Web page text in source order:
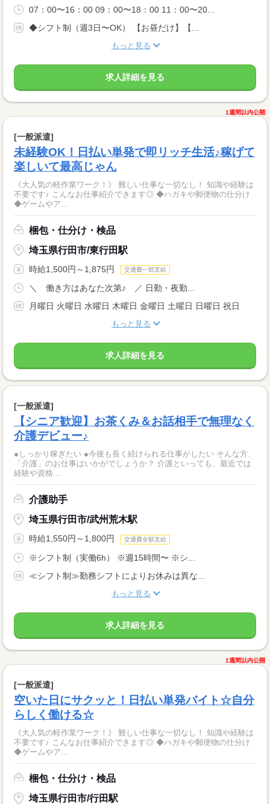
07：00〜16：00 09：00〜18：00 11：00〜20...
◆シフト制（週3日〜OK） 【お昼だけ】【...
もっと見る
求人詳細を見る
1週間以内公開
[一般派遣]
未経験OK！日払い単発で即リッチ生活♪稼げて
楽しいて最高じゃん
《大人気の軽作業ワーク！》 難しい仕事な一切なし！ 知識や経験は
不要です♪ こんなお仕事紹介できます◎ ◆ハガキや郵便物の仕分け
◆ゲームやア...
梱包・仕分け・検品
埼玉県行田市/東行田駅
時給1,500円～1,875円 交通費一部支給
＼ 働き方はあなた次第♪ ／ 日勤・夜勤...
月曜日 火曜日 水曜日 木曜日 金曜日 土曜日 日曜日 祝日
もっと見る
求人詳細を見る
[一般派遣]
【シニア歓迎】お茶くみ＆お話相手で無理なく
介護デビュー♪
●しっかり稼ぎたい ●今後も長く続けられる仕事がしたい そんな方、
「介護」のお仕事はいかがでしょうか？ 介護といっても、最近では
経験や資格...
介護助手
埼玉県行田市/武州荒木駅
時給1,550円～1,800円 交通費全額支給
※シフト制（実働6h） ※週15時間〜 ※シ...
≪シフト制≫勤務シフトによりお休みは異な...
もっと見る
求人詳細を見る
1週間以内公開
[一般派遣]
空いた日にサクッと！日払い単発バイト☆自分
らしく働ける☆
《大人気の軽作業ワーク！》 難しい仕事な一切なし！ 知識や経験は
不要です♪ こんなお仕事紹介できます◎ ◆ハガキや郵便物の仕分け
◆ゲームやア...
梱包・仕分け・検品
埼玉県行田市/行田駅